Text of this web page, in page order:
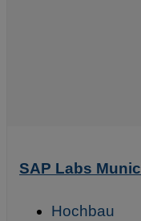
SAP Labs
Hochbau